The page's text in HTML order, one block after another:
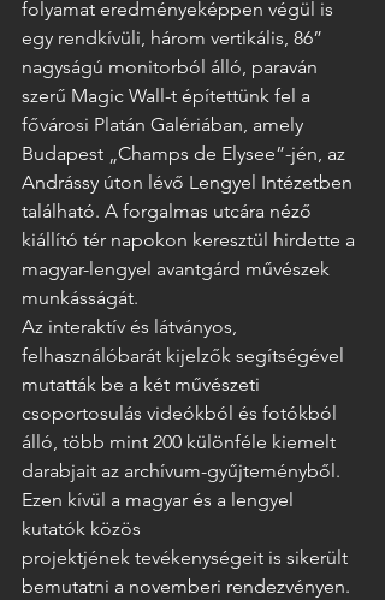
folyamat eredményeképpen végül is
egy rendkívüli, három vertikális, 86”
nagyságú monitorból álló, paraván
szerű Magic Wall-t építettünk fel a
fővárosi Platán Galériában, amely
Budapest „Champs de Elysee”-jén, az
Andrássy úton lévő Lengyel Intézetben
található. A forgalmas utcára néző
kiállító tér napokon keresztül hirdette a
magyar-lengyel avantgárd művészek
munkásságát.
Az interaktív és látványos,
felhasználóbarát kijelzők segítségével
mutatták be a két művészeti
csoportosulás videókból és fotókból
álló, több mint 200 különféle kiemelt
darabjait az archívum-gyűjteményből.
Ezen kívül a magyar és a lengyel
kutatók közös
projektjének tevékenységeit is sikerült
bemutatni a novemberi rendezvényen.